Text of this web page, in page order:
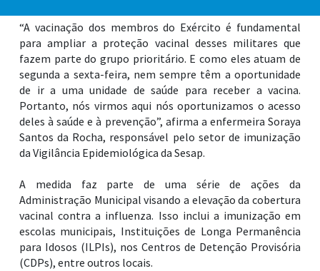
“A vacinação dos membros do Exército é fundamental
para ampliar a proteção vacinal desses militares que
fazem parte do grupo prioritário. E como eles atuam de
segunda a sexta-feira, nem sempre têm a oportunidade
de ir a uma unidade de saúde para receber a vacina.
Portanto, nós virmos aqui nós oportunizamos o acesso
deles à saúde e à prevenção”, afirma a enfermeira Soraya
Santos da Rocha, responsável pelo setor de imunização
da Vigilância Epidemiológica da Sesap.
A medida faz parte de uma série de ações da
Administração Municipal visando a elevação da cobertura
vacinal contra a influenza. Isso inclui a imunização em
escolas municipais, Instituições de Longa Permanência
para Idosos (ILPIs), nos Centros de Detenção Provisória
(CDPs), entre outros locais.